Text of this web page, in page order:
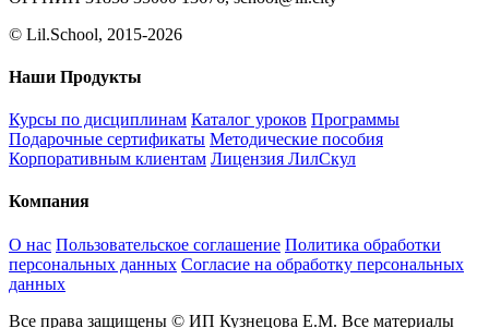
© Lil.School, 2015‐2026
Наши Продукты
Курсы по дисциплинам Каталог уроков Программы
Подарочные сертификаты Методические пособия
Корпоративным клиентам Лицензия ЛилСкул
Компания
О нас Пользовательское соглашение Политика обработки
персональных данных Согласие на обработку персональных
данных
Все права защищены © ИП Кузнецова Е.М. Все материалы